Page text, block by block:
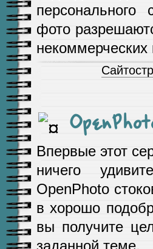
фото
некоммерческих
Впервые этот
ничего
OpenPhoto
в хорошо
вы получите